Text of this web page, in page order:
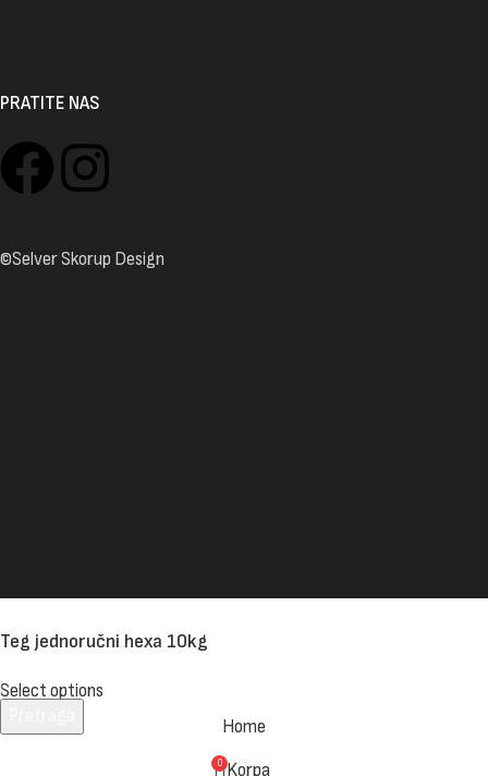
PRATITE NAS
©Selver Skorup Design
Teg jednoručni hexa 10kg
Select options
Home
0 Korpa